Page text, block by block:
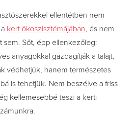
ellentétben nem
kert ökoszisztémájában, és nem
sem. Sőt, épp ellenkezőleg:
anyagokkal gazdagítják a talajt,
védhetjük, hanem természetes
is tehetjük. Nem beszélve a friss
kellemesebbé teszi a kerti